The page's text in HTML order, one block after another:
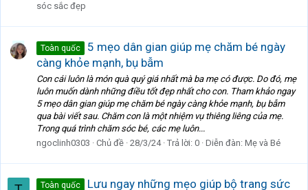
sóc sắc đẹp
Toàn quốc
5 mẹo dân gian giúp mẹ chăm bé ngày
càng khỏe mạnh, bụ bẫm
Con cái luôn là món quà quý giá nhất mà ba mẹ có được. Do đó, mẹ
luôn muốn dành những điều tốt đẹp nhất cho con. Tham khảo ngay
5 mẹo dân gian giúp mẹ chăm bé ngày càng khỏe mạnh, bụ bẫm
qua bài viết sau. Chăm con là một nhiệm vụ thiêng liêng của mẹ.
Trong quá trình chăm sóc bé, các mẹ luôn...
ngoclinh0303
Chủ đề 28/3/24 Trả lời: 0 Diễn đàn: Mẹ và Bé
Toàn quốc
Lưu ngay những mẹo giúp bộ trang sức